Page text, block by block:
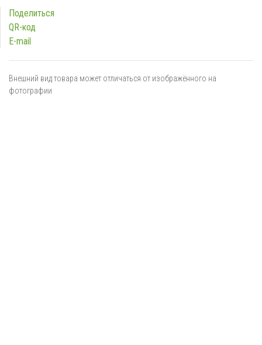
Поделиться
QR-код
E-mail
Внешний вид товара может отличаться от изображённого на
фотографии